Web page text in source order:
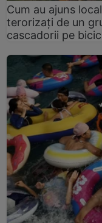
Cum au ajuns
terorizați de un
cascadorii pe